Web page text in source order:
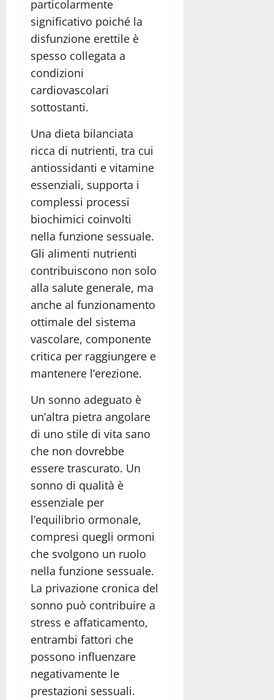
particolarmente
significativo poiché la
disfunzione erettile è
spesso collegata a
condizioni
cardiovascolari
sottostanti.
Una dieta bilanciata
ricca di nutrienti, tra cui
antiossidanti e vitamine
essenziali, supporta i
complessi processi
biochimici coinvolti
nella funzione sessuale.
Gli alimenti nutrienti
contribuiscono non solo
alla salute generale, ma
anche al funzionamento
ottimale del sistema
vascolare, componente
critica per raggiungere e
mantenere l’erezione.
Un sonno adeguato è
un’altra pietra angolare
di uno stile di vita sano
che non dovrebbe
essere trascurato. Un
sonno di qualità è
essenziale per
l’equilibrio ormonale,
compresi quegli ormoni
che svolgono un ruolo
nella funzione sessuale.
La privazione cronica del
sonno può contribuire a
stress e affaticamento,
entrambi fattori che
possono influenzare
negativamente le
prestazioni sessuali.